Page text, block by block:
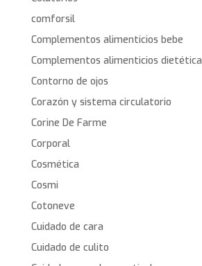
comforsil
Complementos alimenticios bebe
Complementos alimenticios dietética
Contorno de ojos
Corazón y sistema circulatorio
Corine De Farme
Corporal
Cosmética
Cosmi
Cotoneve
Cuidado de cara
Cuidado de culito